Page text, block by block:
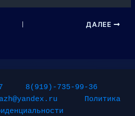
ДАЛЕЕ
8(919)-735-99-36
Политика